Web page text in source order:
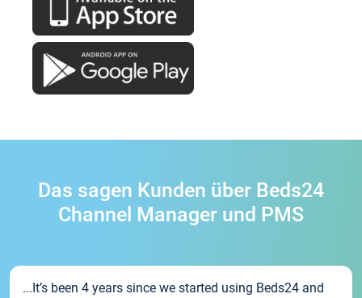
Das sagen Kunden über Beds24
Channel Manager und PMS
...It’s been 4 years since we started using Beds24 and